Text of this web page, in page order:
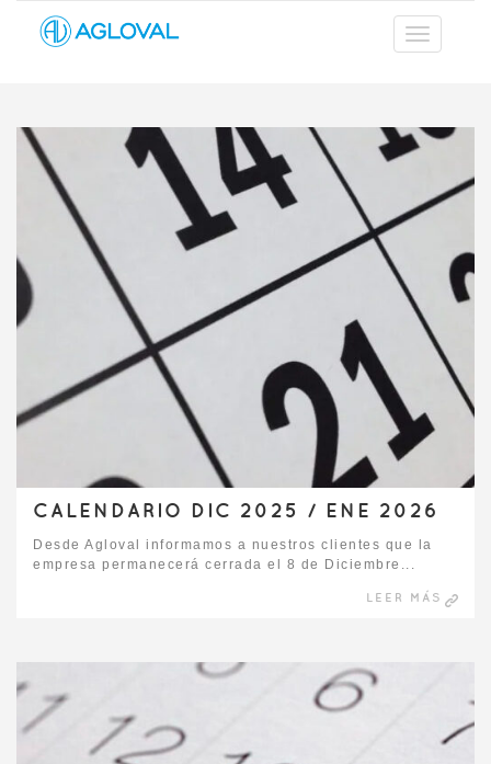
CALENDARIO DIC 2025 / ENE 2026
Desde Agloval informamos a nuestros clientes que la
empresa permanecerá cerrada el 8 de Diciembre...
LEER MÁS